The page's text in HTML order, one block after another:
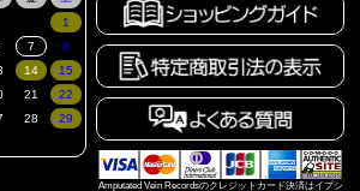
Amputated Vein Recordsのクレジットカード決済はイプシ